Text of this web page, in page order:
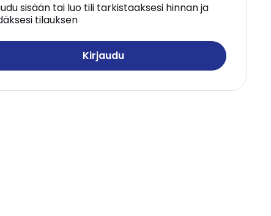
sisään tai luo tili tarkistaaksesi hinnan ja
tilauksen
Kirjaudu